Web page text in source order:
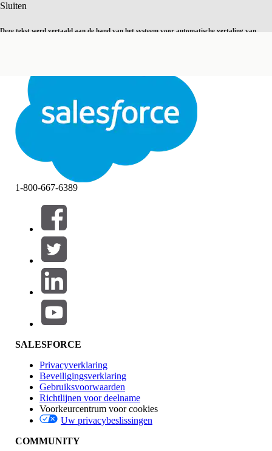
Sluiten
Deze tekst werd vertaald aan de hand van het systeem voor automatische vertaling van
Sluiten Sluiten
Filters (0)
FILTERS SELECTEREN
Productgebied
Invloed op functies
Edition
1-800-667-6389
SALESFORCE
Privacyverklaring
Beveiligingsverklaring
Gebruiksvoorwaarden
Richtlijnen voor deelname
Voorkeurcentrum voor cookies
Uw privacybeslissingen
COMMUNITY